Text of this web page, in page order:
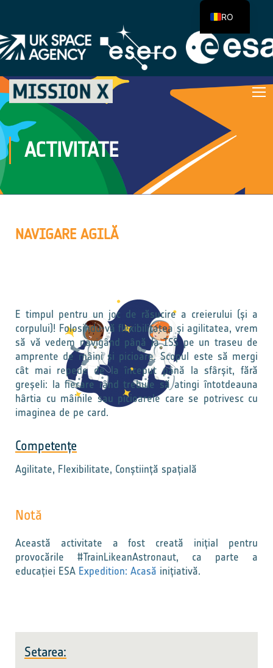
ACTIVITATE
NAVIGARE AGILĂ
E timpul pentru un joc de răsucire a creierului (și a
corpului)! Folosindu-vă flexibilitatea și agilitatea, vrem
să vă vedem navigând până la ISS pe un traseu de
amprente de mâini și picioare. Scopul este să mergi
cât mai repede de la început până la sfârșit, fără
greșeli: la fiecare rând trebuie să atingi întotdeauna
hârtia cu mâinile sau picioarele care se potrivesc cu
imaginea de pe card.
Competențe
Agilitate, Flexibilitate, Conștiință spațială
Notă
Această activitate a fost creată inițial pentru
provocările #TrainLikeanAstronaut, ca parte a
educației ESA Expedition: Acasă inițiativă.
Setarea:
RO